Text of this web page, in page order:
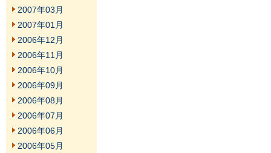
2007年03月
2007年01月
2006年12月
2006年11月
2006年10月
2006年09月
2006年08月
2006年07月
2006年06月
2006年05月